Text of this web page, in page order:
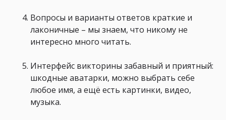
Вопросы и варианты ответов краткие и
лаконичные – мы знаем, что никому не
интересно много читать.
Интерфейс викторины забавный и приятный:
шкодные аватарки, можно выбрать себе
любое имя, а ещё есть картинки, видео,
музыка.